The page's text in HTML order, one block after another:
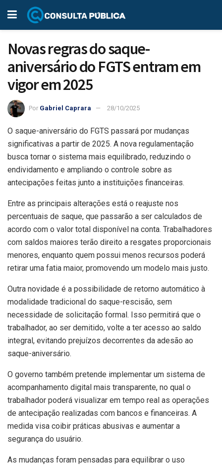
Novas regras do saque-
aniversário do FGTS entram em
vigor em 2025
Por Gabriel Caprara 28/10/2025
O saque-aniversário do FGTS passará por mudanças
significativas a partir de 2025. A nova regulamentação
busca tornar o sistema mais equilibrado, reduzindo o
endividamento e ampliando o controle sobre as
antecipações feitas junto a instituições financeiras.
Entre as principais alterações está o reajuste nos
percentuais de saque, que passarão a ser calculados de
acordo com o valor total disponível na conta. Trabalhadores
com saldos maiores terão direito a resgates proporcionais
menores, enquanto quem possui menos recursos poderá
retirar uma fatia maior, promovendo um modelo mais justo.
Outra novidade é a possibilidade de retorno automático à
modalidade tradicional do saque-rescisão, sem
necessidade de solicitação formal. Isso permitirá que o
trabalhador, ao ser demitido, volte a ter acesso ao saldo
integral, evitando prejuízos decorrentes da adesão ao
saque-aniversário.
O governo também pretende implementar um sistema de
acompanhamento digital mais transparente, no qual o
trabalhador poderá visualizar em tempo real as operações
de antecipação realizadas com bancos e financeiras. A
medida visa coibir práticas abusivas e aumentar a
segurança do usuário.
As mudanças foram pensadas para equilibrar o uso